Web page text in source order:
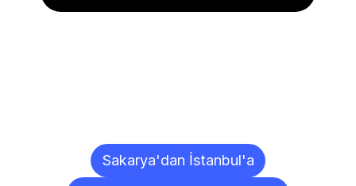
Sakarya'dan İstanbul'a